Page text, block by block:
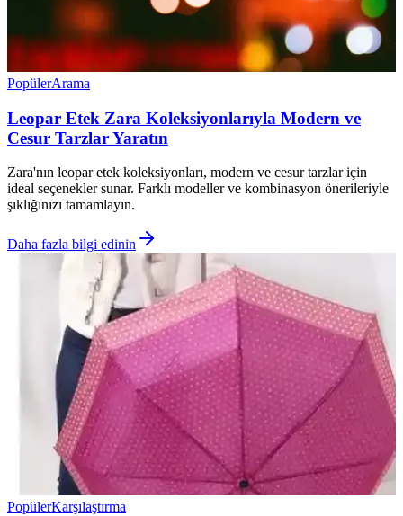
PopülerArama
Leopar Etek Zara Koleksiyonlarıyla Modern ve
Cesur Tarzlar Yaratın
Zara'nın leopar etek koleksiyonları, modern ve cesur tarzlar için
ideal seçenekler sunar. Farklı modeller ve kombinasyon önerileriyle
şıklığınızı tamamlayın.
Daha fazla bilgi edinin
PopülerKarşılaştırma